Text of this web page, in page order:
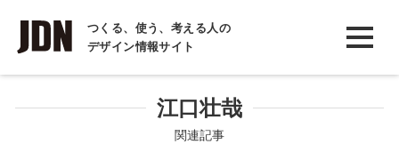
つくる、使う、考える人の
デザイン情報サイト
INTERVIEW
インタビュー
江口壮哉
関連記事